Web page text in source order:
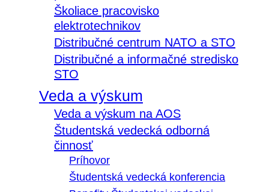
Školiace pracovisko
elektrotechnikov
Distribučné centrum NATO a STO
Distribučné a informačné stredisko
STO
Veda a výskum
Veda a výskum na AOS
Študentská vedecká odborná
činnosť
Príhovor
Študentská vedecká konferencia